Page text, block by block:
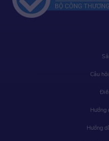
Câu
Hướng
Hướng